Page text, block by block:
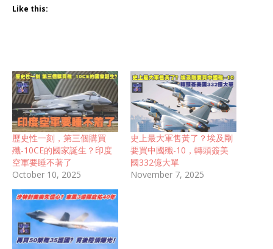
Like this:
歷史性一刻，第三個購買
殲-10CE的國家誕生？印度
空軍要睡不著了
October 10, 2025
史上最大軍售黃了？埃及剛
要買中國殲-10，轉頭簽美
國332億大單
November 7, 2025